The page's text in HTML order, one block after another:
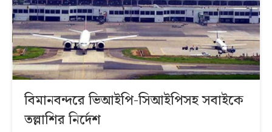
বিমানবন্দরে ভিআইপি-সিআইপিসহ সবাইকে
তল্লাশির নির্দেশ